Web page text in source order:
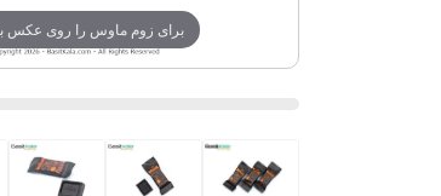
برای زوم ماوس را روی عکس